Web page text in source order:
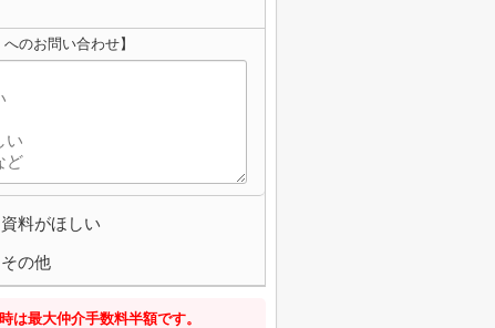
のお問い合わせ】
資料がほしい
その他
最大仲介手数料半額です。